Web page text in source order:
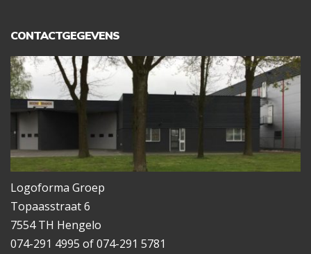
CONTACTGEGEVENS
Logoforma Groep
Topaasstraat 6
7554 TH Hengelo
074-291 4995 of 074-291 5781